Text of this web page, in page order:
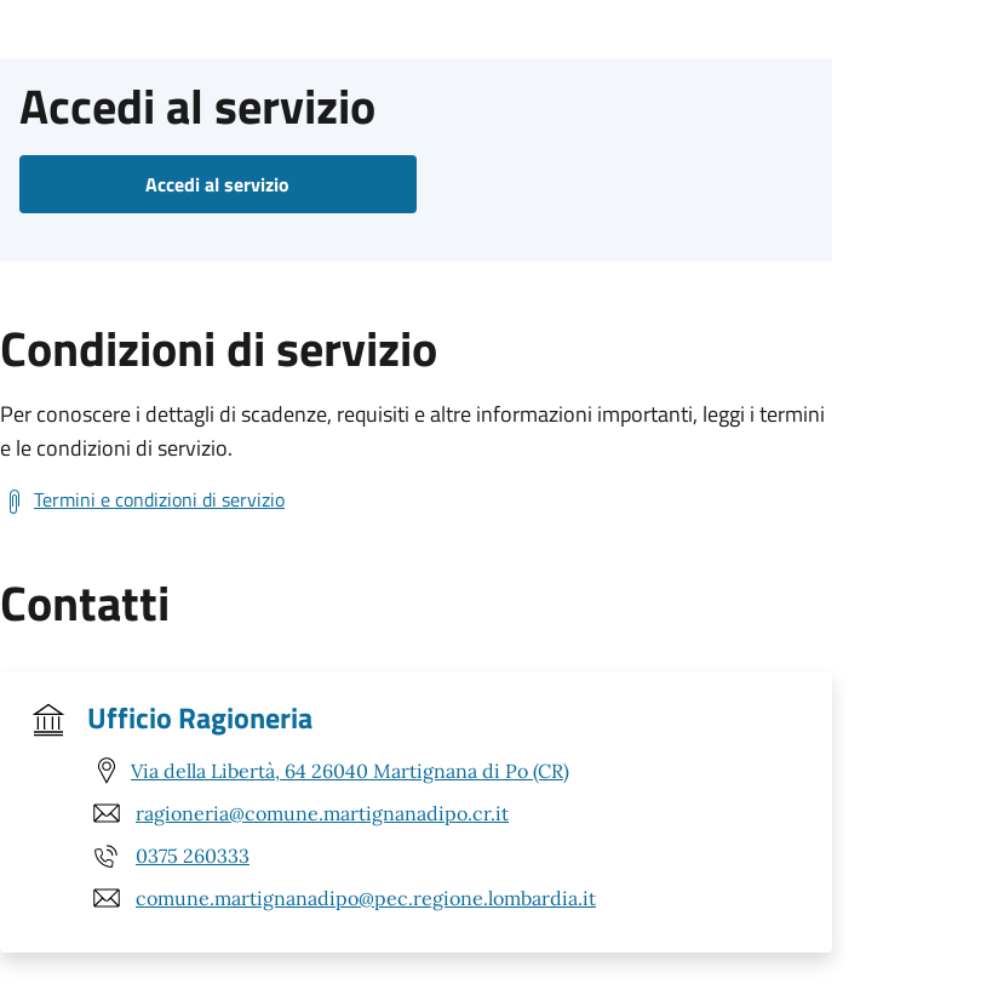
Accedi al servizio
Accedi al servizio
Condizioni di servizio
Per conoscere i dettagli di scadenze, requisiti e altre informazioni importanti, leggi i termini
e le condizioni di servizio.
Termini e condizioni di servizio
Contatti
Ufficio Ragioneria
Via della Libertà, 64 26040 Martignana di Po (CR)
ragioneria@comune.martignanadipo.cr.it
0375 260333
comune.martignanadipo@pec.regione.lombardia.it